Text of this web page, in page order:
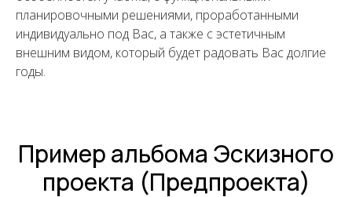
планировочными решениями, проработанными
индивидуально под Вас, а также с эстетичным
внешним видом, который будет радовать Вас долгие
годы.
Пример альбома Эскизного
проекта (Предпроекта)